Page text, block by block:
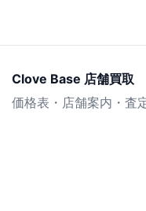
Clove Base 店舗買取
価格表・店舗案内・査